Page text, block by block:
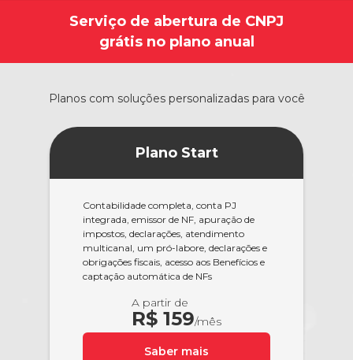
Serviço de abertura de CNPJ
grátis no plano anual
Planos com soluções personalizadas para você
Plano Start
Contabilidade completa, conta PJ
integrada, emissor de NF, apuração de
impostos, declarações, atendimento
multicanal, um pró-labore, declarações e
obrigações fiscais, acesso aos Benefícios e
captação automática de NFs
A partir de
R$ 159/mês
Saber mais